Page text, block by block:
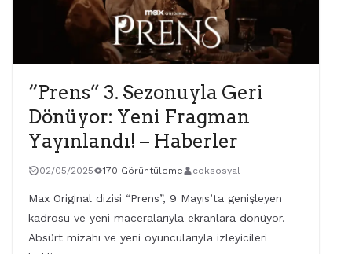
“Prens” 3. Sezonuyla Geri
Dönüyor: Yeni Fragman
Yayınlandı! – Haberler
02/05/2025 170 Görüntüleme coksosyal
Max Original dizisi “Prens”, 9 Mayıs’ta genişleyen
kadrosu ve yeni maceralarıyla ekranlara dönüyor.
Absürt mizahı ve yeni oyuncularıyla izleyicileri